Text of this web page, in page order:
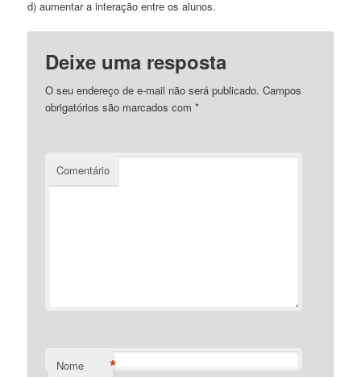
d) aumentar a interação entre os alunos.
Deixe uma resposta
O seu endereço de e-mail não será publicado. Campos
obrigatórios são marcados com*
Comentário
Nome *